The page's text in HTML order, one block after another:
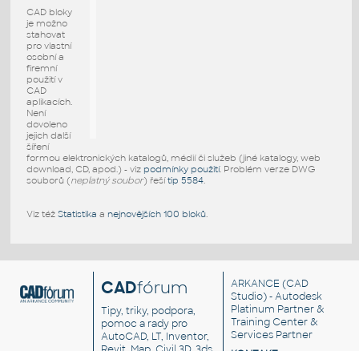
CAD bloky
je možno
stahovat
pro vlastní
osobní a
firemní
použití v
CAD
aplikacích.
Není
dovoleno
jejich další
šíření
formou elektronických katalogů, médií či služeb (jiné katalogy, web
download, CD, apod.) - viz podmínky použití. Problém verze DWG
souborů (neplatný soubor) řešítip 5584.
Viz též Statistika a nejnovějších 100 bloků.
CADfórum
Tipy, triky, podpora,
pomoc a rady pro
AutoCAD, LT, Inventor,
ARKANCE (CAD
Studio) - Autodesk
Platinum Partner &
Training Center &
Services Partner